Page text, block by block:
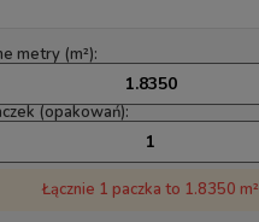
metry (m²):
(opakowań):
Łącznie 1 paczka to 1.8350 m²